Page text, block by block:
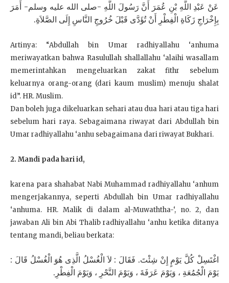
عَنْ عَبْدِ اللَّهِ بْنِ عُمَرَ أَنَّ رَسُولَ اللَّهِ -صلى الله عليه وسلم- أَمَرَ
بِإِخْرَاجِ زَكَاةِ الْفِطْرِ أَنْ تُؤَدَّى قَبْلَ خُرُوجِ النَّاسِ إِلَى الصَّلاَةِ.
Artinya: “Abdullah bin Umar radhiyallahu ‘anhuma
meriwayatkan bahwa Rasulullah shallallahu ‘alaihi wasallam
memerintahkan mengeluarkan zakat fithr sebelum
keluarnya orang-orang (dari kaum muslim) menuju shalat
id”. HR. Muslim.
Dan boleh juga dikeluarkan sehari atau dua hari atau tiga hari
sebelum hari raya. Sebagaimana riwayat dari Abdullah bin
Umar radhiyallahu ‘anhu sebagaimana dari riwayat Bukhari.
2. Mandi pada hari id,
karena para shahabat Nabi Muhammad radhiyallahu ‘anhum
mengerjakannya, seperti Abdullah bin Umar radhiyallahu
‘anhuma. HR. Malik di dalam al-Muwaththa-‘, no. 2, dan
jawaban Ali bin Abi Thalib radhiyallahu ‘anhu ketika ditanya
tentang mandi, beliau berkata:
اغْتَسِلْ كُلَّ يَوْمٍ إِنْ شِئْتَ. فَقَالَ : لاَ الْغُسْلُ الَّذِى هُوَ الْغُسْلُ قَالَ :
يَوْمَ الْجُمُعَةِ ، وَيَوْمَ عَرَفَةَ ، وَيَوْمَ النَّحْرِ ، وَيَوْمَ الْفِطْرِ.